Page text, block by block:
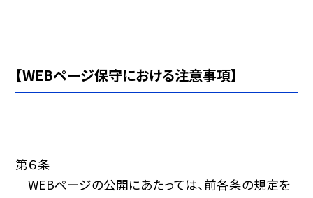
【WEBページ保守における注意事項】
第６条
WEBページの公開にあたっては、前各条の規定を